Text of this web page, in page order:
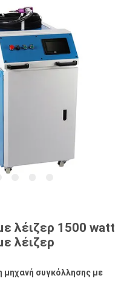
λέιζερ 1500 watt
λέιζερ
μηχανή συγκόλλησης με